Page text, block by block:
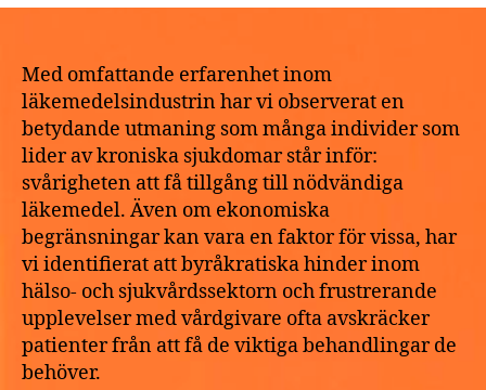
O
Z
E
D
2
Med omfattande erfarenhet inom
läkemedelsindustrin har vi observerat en
betydande utmaning som många individer som
lider av kroniska sjukdomar står inför:
svårigheten att få tillgång till nödvändiga
läkemedel. Även om ekonomiska
begränsningar kan vara en faktor för vissa, har
vi identifierat att byråkratiska hinder inom
hälso- och sjukvårdssektorn och frustrerande
upplevelser med vårdgivare ofta avskräcker
patienter från att få de viktiga behandlingar de
behöver.